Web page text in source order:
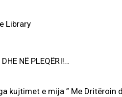
Library
NË PLEQËRI!…
kujtimet e mija ” Me Dritëroin